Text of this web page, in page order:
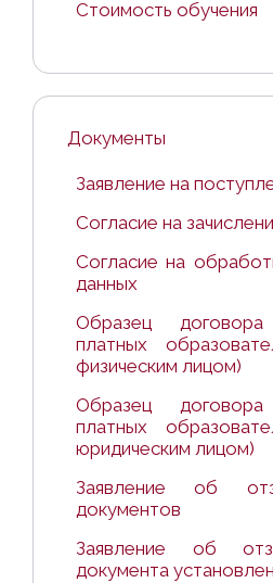
Стоимость обучения
Документы
Заявление на
Согласие на
Согласие на
данных
Образец
платных
физическим лицом)
Образец
платных
юридическим лицом)
Заявление об
документов
Заявление об
документа